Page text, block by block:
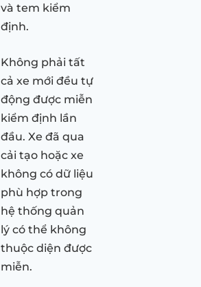
và tem kiểm
định.
Không phải tất
cả xe mới đều tự
động được miễn
kiểm định lần
đầu. Xe đã qua
cải tạo hoặc xe
không có dữ liệu
phù hợp trong
hệ thống quản
lý có thể không
thuộc diện được
miễn.